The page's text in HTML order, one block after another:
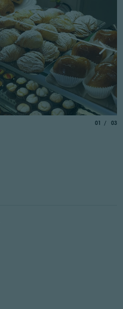
01 von
03